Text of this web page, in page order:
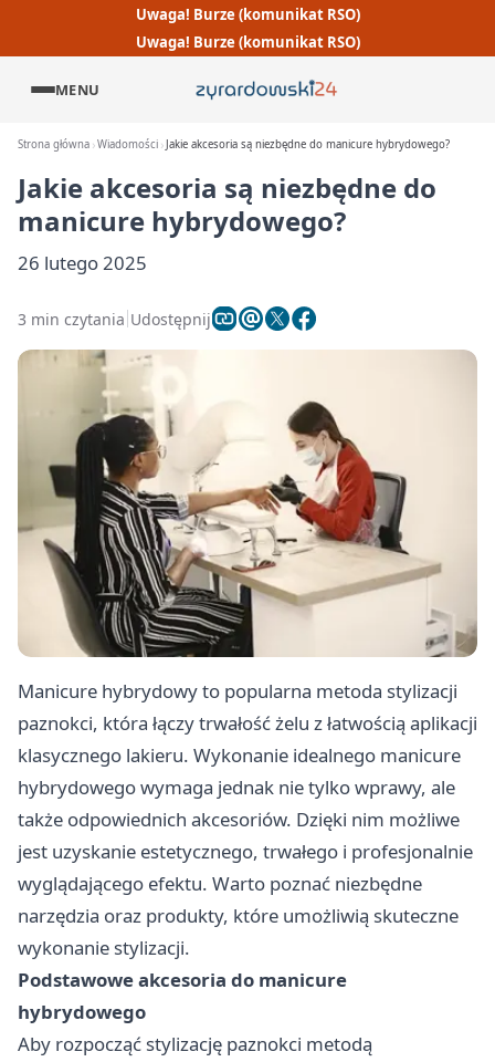
Uwaga! Burze (komunikat RSO)
Uwaga! Burze (komunikat RSO)
MENU
Strona główna Wiadomości Jakie akcesoria są niezbędne do manicure hybrydowego?
Jakie akcesoria są niezbędne do
manicure hybrydowego?
26 lutego 2025
3 min czytania Udostępnij
Manicure hybrydowy to popularna metoda stylizacji
paznokci, która łączy trwałość żelu z łatwością aplikacji
klasycznego lakieru. Wykonanie idealnego manicure
hybrydowego wymaga jednak nie tylko wprawy, ale
także odpowiednich akcesoriów. Dzięki nim możliwe
jest uzyskanie estetycznego, trwałego i profesjonalnie
wyglądającego efektu. Warto poznać niezbędne
narzędzia oraz produkty, które umożliwią skuteczne
wykonanie stylizacji.
Podstawowe akcesoria do manicure
hybrydowego
Aby rozpocząć stylizację paznokci metodą